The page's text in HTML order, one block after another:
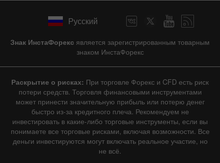
Русский
Знак ИнстаФорекс является зарегистрированным товарным
знаком ИнстаФорекс
Раскрытие о рисках: При торговле Форекс и CFD есть риск
потери средств. Торговля финансовыми инструментами
может принести значительную прибыль или потерю денег
быстро из-за кредитного плеча. Рекомендуем не
инвестировать в какие-либо торговые инструменты, если вы
понимаете все торговые рисками, включая возможности. Все
деньги инвестируются могут включать реальное участие, но
не всё.